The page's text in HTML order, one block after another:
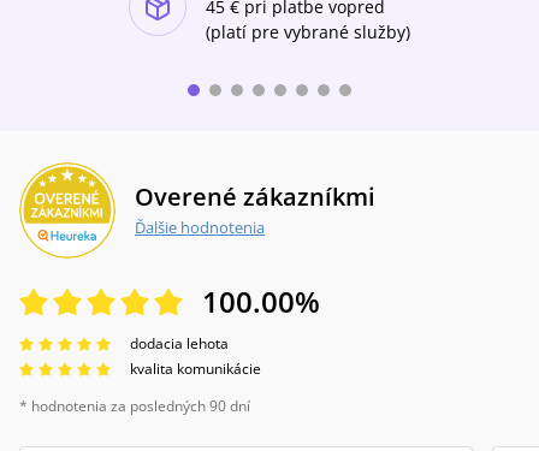
45 € pri platbe vopred
(platí pre vybrané služby)
Overené zákazníkmi
Ďalšie hodnotenia
100.00%
dodacia lehota
kvalita komunikácie
* hodnotenia za posledných 90 dní